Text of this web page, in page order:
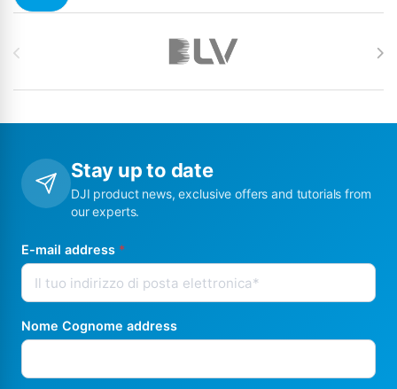
Stay up to date
DJI product news, exclusive offers and tutorials from
our experts.
E-mail address *
Nome Cognome address